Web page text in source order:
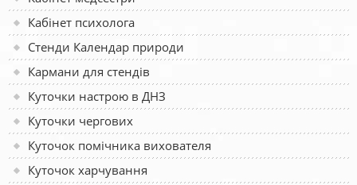
Кабінет психолога
Стенди Календар природи
Кармани для стендів
Куточки настрою в ДНЗ
Куточки чергових
Куточок помічника вихователя
Куточок харчування